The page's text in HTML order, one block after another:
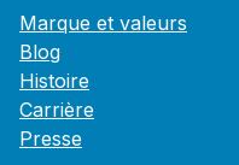
Marque et valeurs
Blog
Histoire
Carrière
Presse